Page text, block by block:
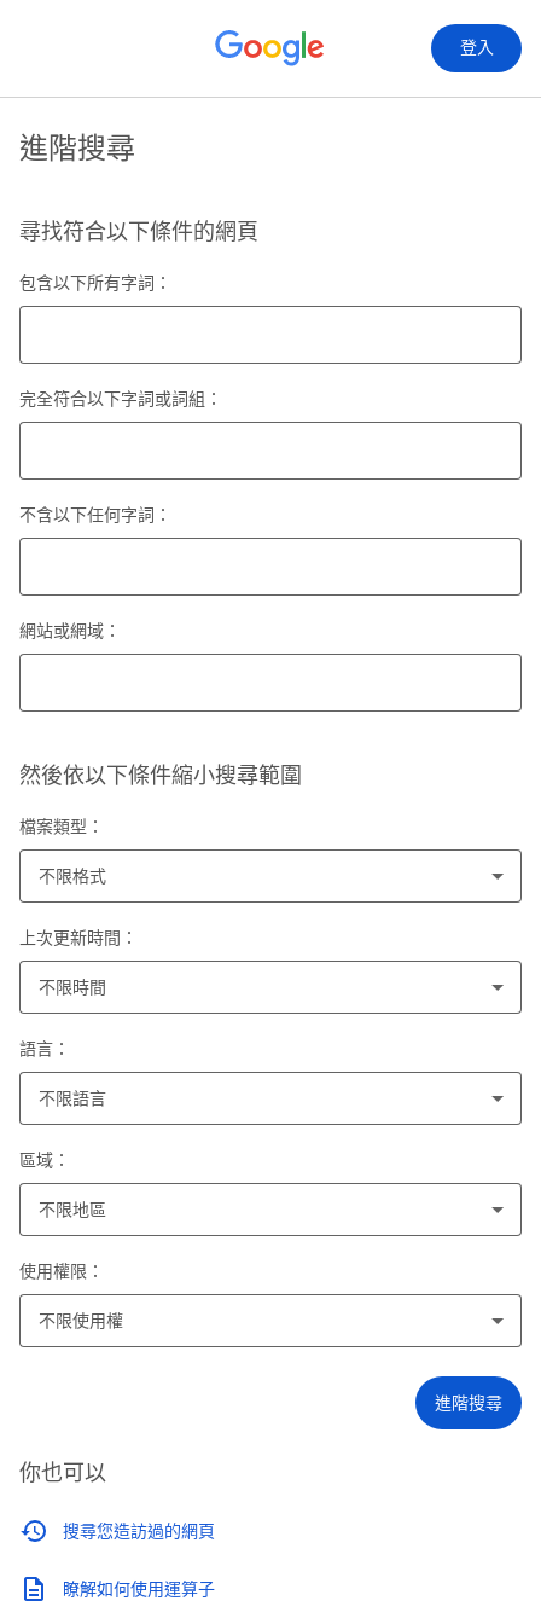
登入
進階搜尋
尋找符合以下條件的網頁
包含以下所有字詞：
完全符合以下字詞或詞組：
不含以下任何字詞：
網站或網域：
然後依以下條件縮小搜尋範圍
檔案類型：
不限格式
上次更新時間：
不限時間
語言：
不限語言
區域：
不限地區
使用權限：
不限使用權
進階搜尋
你也可以
搜尋您造訪過的網頁
瞭解如何使用運算子